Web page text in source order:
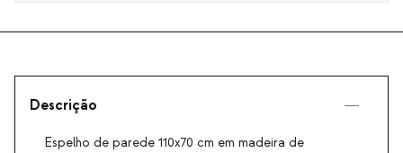
Descrição
Espelho de parede 110x70 cm em madeira de